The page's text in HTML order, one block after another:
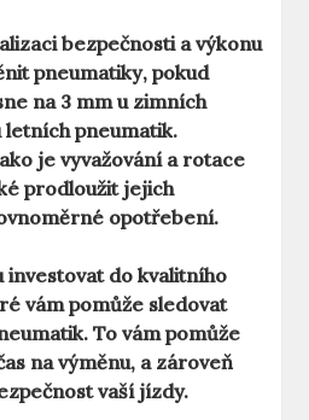
bezpečnosti a výkonu
pneumatiky, pokud
na 3 mm u zimních
letních pneumatik.
je vyvažování a rotace
prodloužit jejich
opotřebení.
investovat do kvalitního
vám pomůže sledovat
To vám pomůže
na výměnu, a zároveň
vaší jízdy.